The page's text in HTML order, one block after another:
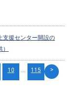
支援センター開設の
10 ... 115 >